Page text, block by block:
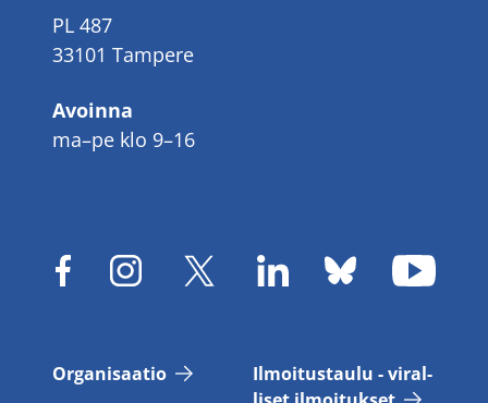
PL 487
33101 Tampere
Avoinna
ma–pe klo 9–16
Or­ga­ni­saa­tio
Il­moi­tus­tau­lu - vi­ral­